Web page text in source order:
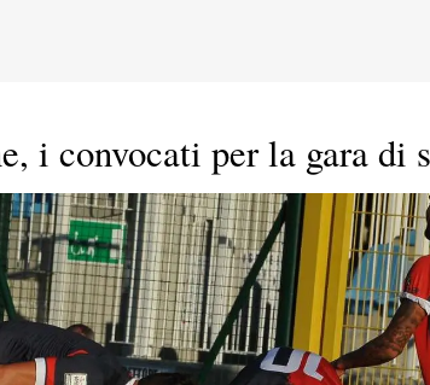
i convocati per la gara di